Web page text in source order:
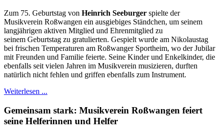
Zum 75. Geburtstag von Heinrich Seeburger spielte der
Musikverein Roßwangen ein ausgiebiges Ständchen, um seinem
langjährigen aktiven Mitglied und Ehrenmitglied zu
seinem Geburtstag zu gratulierten. Gespielt wurde am Nikolaustag
bei frischen Temperaturen am Roßwanger Sportheim, wo der Jubilar
mit Freunden und Familie feierte. Seine Kinder und Enkelkinder, die
ebenfalls seit vielen Jahren im Musikverein musizieren, durften
natürlich nicht fehlen und griffen ebenfalls zum Instrument.
Weiterlesen ...
Gemeinsam stark: Musikverein Roßwangen feiert
seine Helferinnen und Helfer